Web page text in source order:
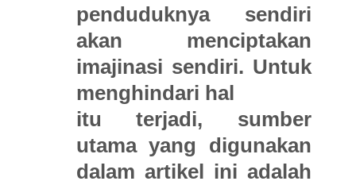
penduduknya sendiri
akan menciptakan
imajinasi sendiri. Untuk
menghindari hal
itu terjadi, sumber
utama yang digunakan
dalam artikel ini adalah